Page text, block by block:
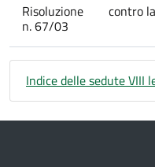
Risoluzione
n. 67/03
contro
Indice delle sedute VIII